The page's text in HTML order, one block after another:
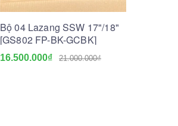
Bộ 04 Lazang SSW 17"/18"
[GS802 FP-BK-GCBK]
16.500.000₫ 21.000.000₫